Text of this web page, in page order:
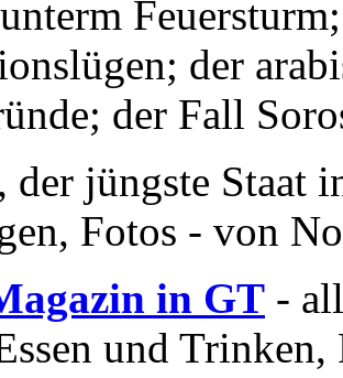
unterm
der
der Fall
, der jüngste Staat
Fotos - von
in GT -
und